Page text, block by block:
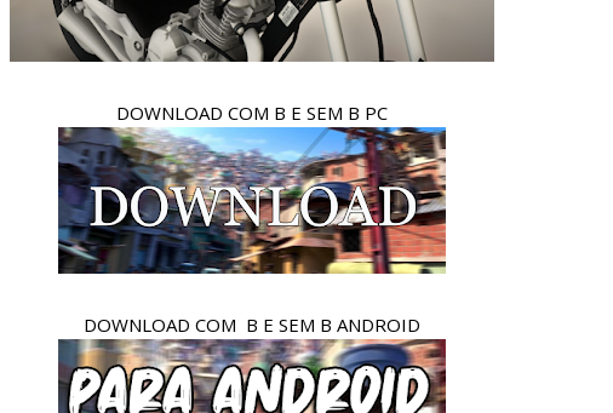
DOWNLOAD COM B E SEM B PC
DOWNLOAD COM B E SEM B ANDROID